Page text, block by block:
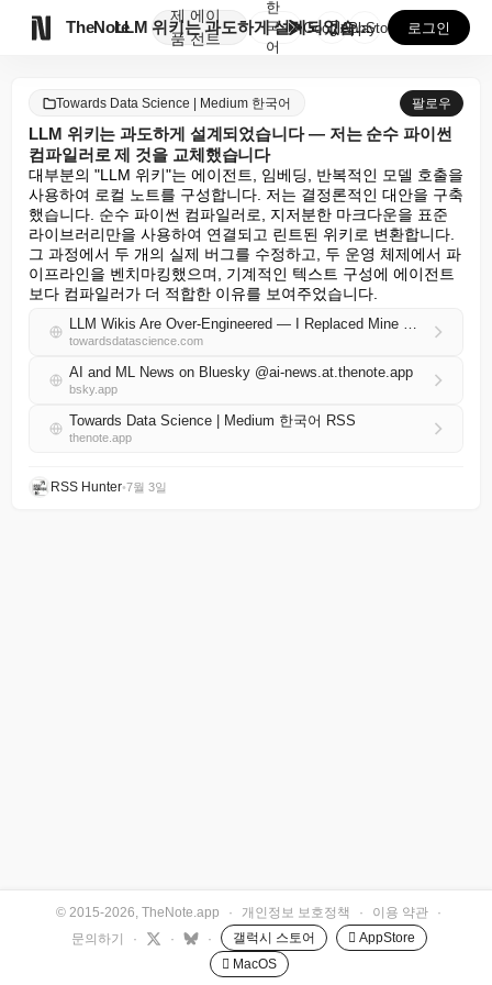
TheNote
제
품
에이
전트
LLM 위키는 과도하게 설계되었습니다 — 저는 순수 파...
한
국
어
GooglePlay
AppStore 로그인
Towards Data Science | Medium 한국어 팔로우
LLM 위키는 과도하게 설계되었습니다 — 저는 순수 파이썬
컴파일러로 제 것을 교체했습니다
대부분의 "LLM 위키"는 에이전트, 임베딩, 반복적인 모델 호출을
사용하여 로컬 노트를 구성합니다. 저는 결정론적인 대안을 구축
했습니다. 순수 파이썬 컴파일러로, 지저분한 마크다운을 표준
라이브러리만을 사용하여 연결되고 린트된 위키로 변환합니다.
그 과정에서 두 개의 실제 버그를 수정하고, 두 운영 체제에서 파
이프라인을 벤치마킹했으며, 기계적인 텍스트 구성에 에이전트
보다 컴파일러가 더 적합한 이유를 보여주었습니다.
LLM Wikis Are Over-Engineered — I Replaced Mine With a Pure Python Compiler
towardsdatascience.com
AI and ML News on Bluesky @ai-news.at.thenote.app
bsky.app
Towards Data Science | Medium 한국어 RSS
thenote.app
RSS Hunter•7월 3일
© 2015-2026, TheNote.app · 개인정보 보호정책 · 이용 약관
·
문의하기
· · · 갤럭시 스토어
 AppStore
 MacOS